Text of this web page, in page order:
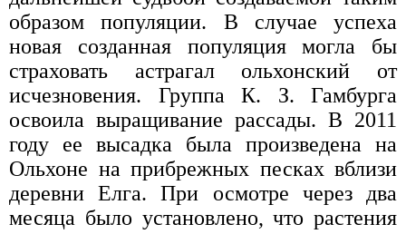
образом популяции. В случае успеха
новая созданная популяция могла бы
страховать астрагал ольхонский от
исчезновения. Группа К. З. Гамбурга
освоила выращивание рассады. В 2011
году ее высадка была произведена на
Ольхоне на прибрежных песках вблизи
деревни Елга. При осмотре через два
месяца было установлено, что растения